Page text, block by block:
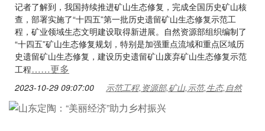
记者了解到，我国持续推进矿山生态修复，完成全国历史矿山核
查，部署实施了“十四五”第一批历史遗留矿山生态修复示范工
程，矿业领域生态文明建设取得新进展。自然资源部组织编制了
“十四五”矿山生态修复规划，特别是加强重点流域和重点区域历
史遗留矿山生态修复，建设历史遗留矿山废弃矿山生态修复示范
工程……更多
2023-10-29 09:07:00 示范工程,资源部,矿山,示范,生态,自然